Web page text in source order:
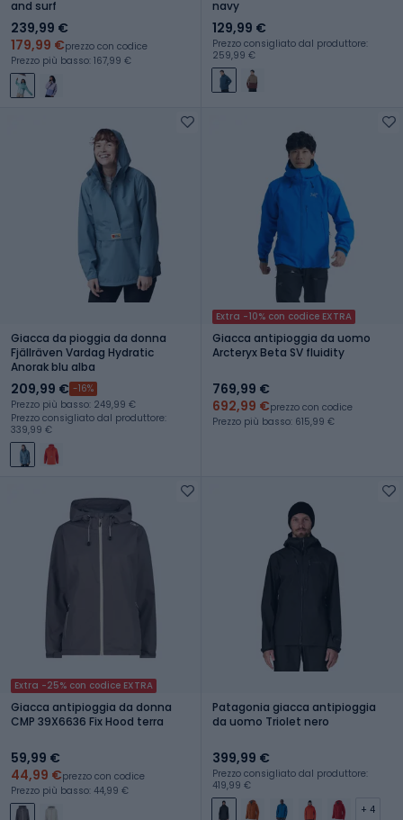
and surf
239,99 €
179,99 €prezzo con codice
Prezzo più basso: 167,99 €
navy
129,99 €
Prezzo consigliato dal produttore:
259,99 €
Giacca da pioggia da donna
Fjällräven Vardag Hydratic
Anorak blu alba
209,99 € -16%
Prezzo più basso: 249,99 €
Prezzo consigliato dal produttore:
339,99 €
Extra -10% con codice EXTRA
Giacca antipioggia da uomo
Arcteryx Beta SV fluidity
769,99 €
692,99 €prezzo con codice
Prezzo più basso: 615,99 €
Extra -25% con codice EXTRA
Giacca antipioggia da donna
CMP 39X6636 Fix Hood terra
59,99 €
44,99 €prezzo con codice
Prezzo più basso: 44,99 €
Patagonia giacca antipioggia
da uomo Triolet nero
399,99 €
Prezzo consigliato dal produttore:
419,99 €
+ 4